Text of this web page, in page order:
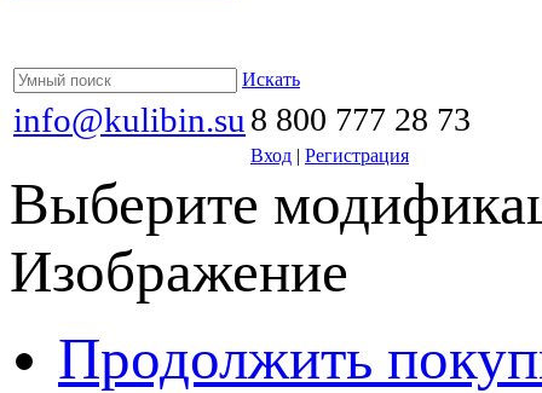
Искать
info@kulibin.su 8 800 777 28 73
Вход | Регистрация
Выберите
Изображение
Продолжить